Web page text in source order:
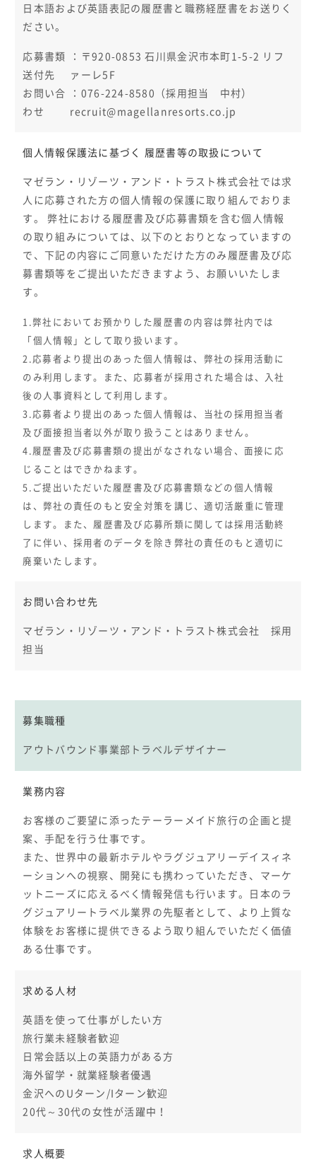
日本語および英語表記の履歴書と職務経歴書をお送りく
ださい。
応募書類
送付先
：〒920-0853 石川県金沢市本町1-5-2 リフ
ァーレ5F
お問い合
わせ
：076-224-8580（採用担当 中村）
recruit@magellanresorts.co.jp
個人情報保護法に基づく 履歴書等の取扱について
マゼラン・リゾーツ・アンド・トラスト株式会社では求
人に応募された方の個人情報の保護に取り組んでおりま
す。 弊社における履歴書及び応募書類を含む個人情報
の取り組みについては、以下のとおりとなっていますの
で、下記の内容にご同意いただけた方のみ履歴書及び応
募書類等をご提出いただきますよう、お願いいたしま
す。
1.弊社においてお預かりした履歴書の内容は弊社内では
「個人情報」として取り扱います。
2.応募者より提出のあった個人情報は、弊社の採用活動に
のみ利用します。また、応募者が採用された場合は、入社
後の人事資料として利用します。
3.応募者より提出のあった個人情報は、当社の採用担当者
及び面接担当者以外が取り扱うことはありません。
4.履歴書及び応募書類の提出がなされない場合、面接に応
じることはできかねます。
5.ご提出いただいた履歴書及び応募書類などの個人情報
は、弊社の責任のもと安全対策を講じ、適切活厳重に管理
します。また、履歴書及び応募所類に関しては採用活動終
了に伴い、採用者のデータを除き弊社の責任のもと適切に
廃棄いたします。
お問い合わせ先
マゼラン・リゾーツ・アンド・トラスト株式会社 採用
担当
募集職種
アウトバウンド事業部トラベルデザイナー
業務内容
お客様のご要望に添ったテーラーメイド旅行の企画と提
案、手配を行う仕事です。
また、世界中の最新ホテルやラグジュアリーデイスィネ
ーションへの視察、開発にも携わっていただき、マーケ
ットニーズに応えるべく情報発信も行います。日本のラ
グジュアリートラベル業界の先駆者として、より上質な
体験をお客様に提供できるよう取り組んでいただく価値
ある仕事です。
求める人材
英語を使って仕事がしたい方
旅行業未経験者歓迎
日常会話以上の英語力がある方
海外留学・就業経験者優遇
金沢へのUターン/Iターン歓迎
20代～30代の女性が活躍中！
求人概要